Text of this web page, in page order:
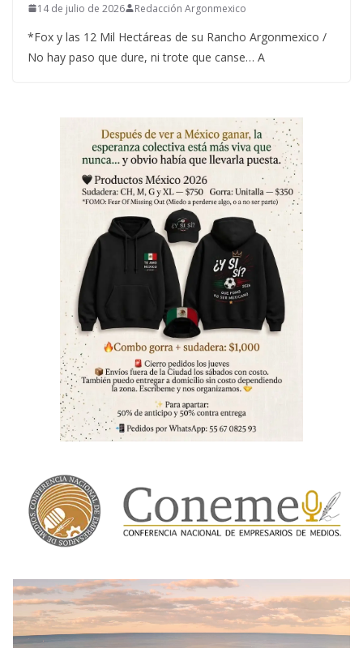
14 de julio de 2026 Redacción Argonmexico
*Fox y las 12 Mil Hectáreas de su Rancho Argonmexico /
No hay paso que dure, ni trote que canse… A